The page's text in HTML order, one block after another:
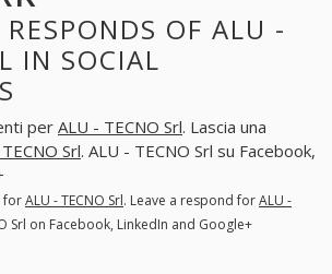
OF ALU -
IN SOCIAL
per ALU - TECNO Srl. Lascia una
Srl. ALU - TECNO Srl su Facebook,
forALU - TECNO Srl. Leave a respond forALU -
Srl on Facebook, LinkedIn and Google+